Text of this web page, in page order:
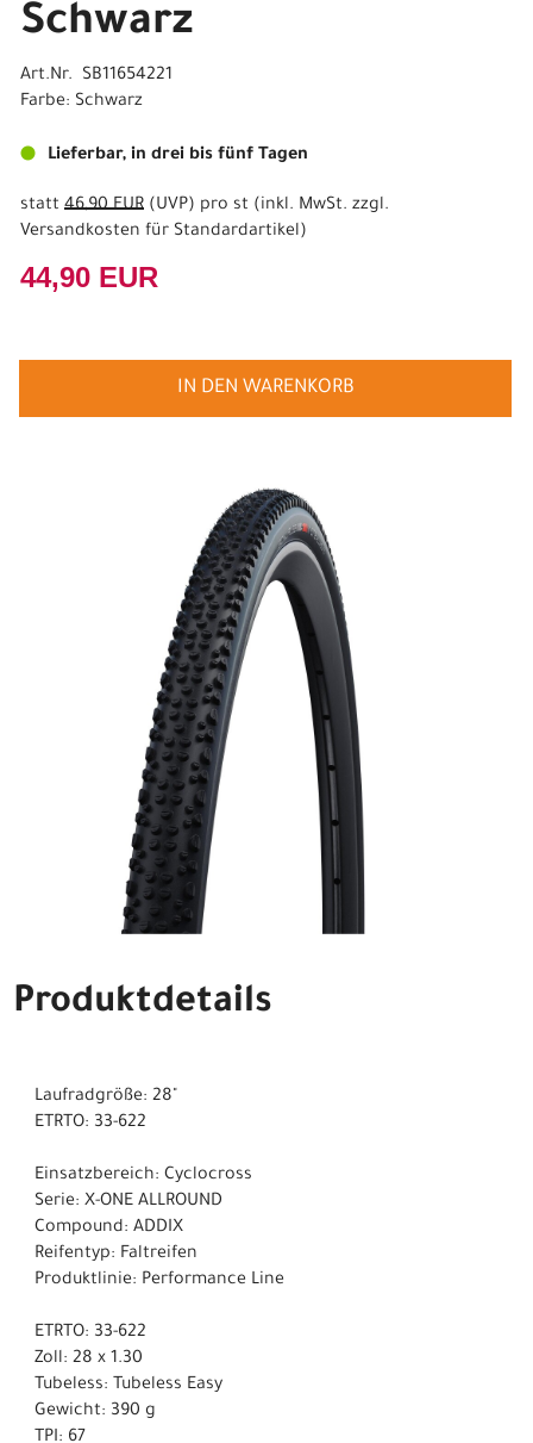
Schwarz
Art.Nr. SB11654221
Farbe: Schwarz
Lieferbar, in drei bis fünf Tagen
statt 46,90 EUR (UVP) pro st (inkl. MwSt. zzgl.
Versandkosten für Standardartikel)
44,90 EUR
IN DEN WARENKORB
Produktdetails
Laufradgröße: 28"
ETRTO: 33-622
Einsatzbereich: Cyclocross
Serie: X-ONE ALLROUND
Compound: ADDIX
Reifentyp: Faltreifen
Produktlinie: Performance Line
ETRTO: 33-622
Zoll: 28 x 1.30
Tubeless: Tubeless Easy
Gewicht: 390 g
TPI: 67